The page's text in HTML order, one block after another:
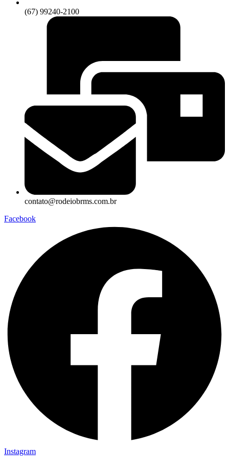
(67) 99240-2100
contato@rodeiobrms.com.br
Facebook
Instagram